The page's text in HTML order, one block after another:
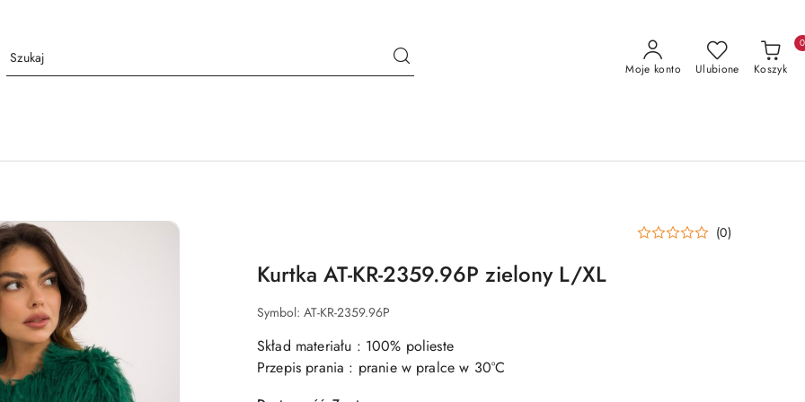
Moje konto Ulubione Koszyk
0
(0)
Kurtka AT-KR-2359.96P zielony L/XL
Symbol: AT-KR-2359.96P
Skład materiału : 100% polieste
Przepis prania : pranie w pralce w 30°C